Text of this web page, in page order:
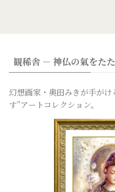
観稀舎 － 神仏の氣をた
幻想画家・奥田みきが手が
す”アートコレクション。